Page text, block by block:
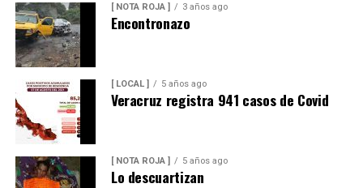
[ NOTA ROJA ] 3 años ago
Encontronazo
[ LOCAL ] 5 años ago
Veracruz registra 941 casos de Covid
[ NOTA ROJA ] 5 años ago
Lo descuartizan